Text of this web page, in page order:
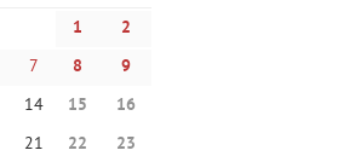
1
2
7 8
9
14 15
16
21 22
23